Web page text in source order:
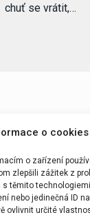
o cookies
o zařízení
zlepšili zážitek z
s těmito
nebo jedinečná ID
ovlivnit určité
chuť se vrátit,…